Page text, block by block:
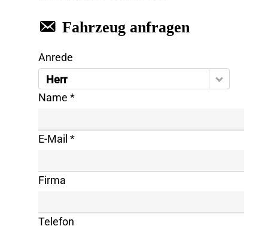
Fahrzeug anfragen
Anrede
Herr
Name *
E-Mail *
Firma
Telefon